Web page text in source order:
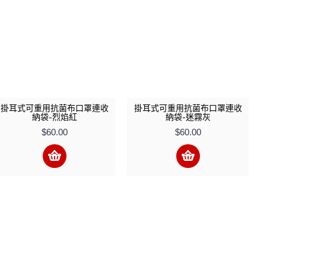
掛耳式可重用抗菌布口罩連收
納袋-烈焰紅
$60.00
掛耳式可重用抗菌布口罩連收
納袋-迷霧灰
$60.00